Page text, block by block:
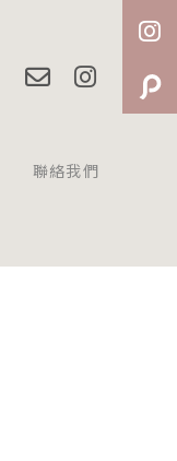
聯絡我們